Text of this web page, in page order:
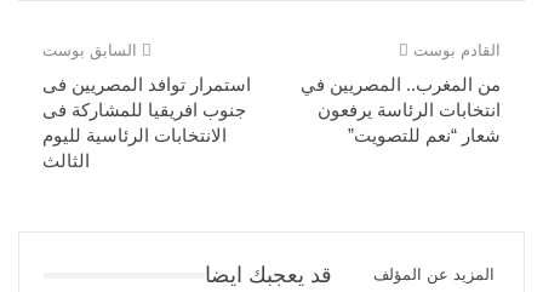
السابق بوست
استمرار توافد المصريين فى
جنوب افريقيا للمشاركة فى
الانتخابات الرئاسية لليوم
الثالث
القادم بوست
من المغرب.. المصريين في
انتخابات الرئاسة يرفعون
شعار “نعم للتصويت”
قد يعجبك ايضا المزيد عن المؤلف